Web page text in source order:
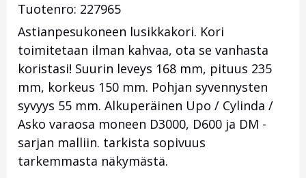
Tuotenro: 227965
Astianpesukoneen lusikkakori. Kori
toimitetaan ilman kahvaa, ota se vanhasta
koristasi! Suurin leveys 168 mm, pituus 235
mm, korkeus 150 mm. Pohjan syvennysten
syvyys 55 mm. Alkuperäinen Upo / Cylinda /
Asko varaosa moneen D3000, D600 ja DM -
sarjan malliin. tarkista sopivuus
tarkemmasta näkymästä.